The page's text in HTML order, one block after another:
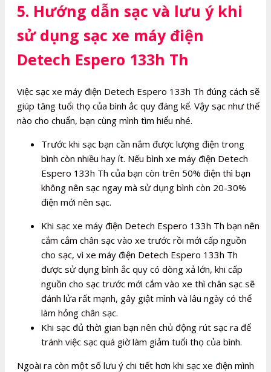
5. Hướng dẫn sạc và lưu ý khi
sử dụng sạc xe máy điện
Detech Espero 133h Th
Việc sạc xe máy điện Detech Espero 133h Th đúng cách sẽ
giúp tăng tuổi thọ của bình ắc quy đáng kể. Vậy sạc như thế
nào cho chuẩn, bạn cùng mình tìm hiểu nhé.
Trước khi sạc bạn cần nắm được lượng điện trong
bình còn nhiều hay ít. Nếu bình xe máy điện Detech
Espero 133h Th của bạn còn trên 50% điện thì bạn
không nên sạc ngay mà sử dụng bình còn 20-30%
điện mới nên sạc.
Khi sạc xe máy điện Detech Espero 133h Th bạn nên
cắm cắm chân sạc vào xe trước rồi mới cấp nguồn
cho sạc, vì xe máy điện Detech Espero 133h Th
được sử dụng bình ắc quy có dòng xả lớn, khi cấp
nguồn cho sạc trước mới cắm vào xe thì chân sạc sẽ
đánh lửa rất mạnh, gây giật mình và lâu ngày có thể
làm hỏng chân sạc.
Khi sạc đủ thời gian bạn nên chủ động rút sạc ra để
tránh việc sạc quá giờ làm giảm tuổi thọ của bình.
Ngoài ra còn một số lưu ý chi tiết hơn khi sạc xe điện mình